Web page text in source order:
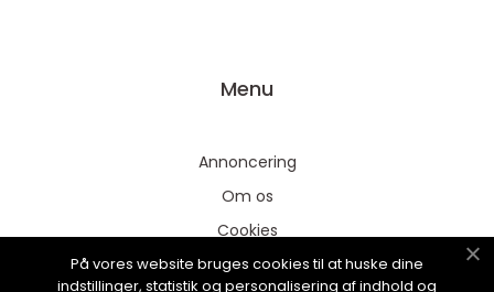
Menu
Annoncering
Om os
Cookies
Kontakt os
På vores website bruges cookies til at huske dine
indstillinger, statistik og personalisering af indhold og